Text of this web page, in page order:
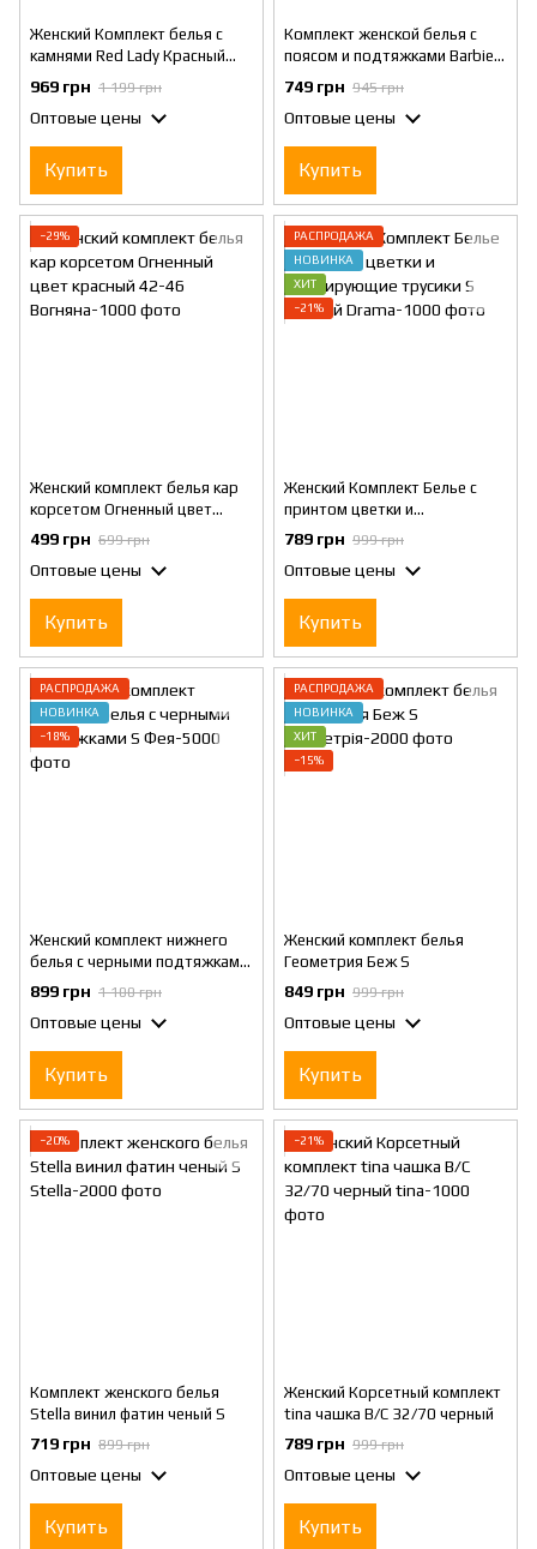
Женский Комплект белья с
камнями Red Lady Красный
XS/S
969 грн 1 199 грн
Оптовые цены
Купить
Комплект женской белья с
поясом и подтяжками Barbie
розовый S
749 грн 945 грн
Оптовые цены
Купить
−29%
Женский комплект белья кар
корсетом Огненный цвет
красный 42-46
499 грн 699 грн
Оптовые цены
Купить
РАСПРОДАЖА
НОВИНКА
ХИТ
−21%
Женский Комплект Белье с
принтом цветки и
регулирующие трусики S
Черный
789 грн 999 грн
Оптовые цены
Купить
РАСПРОДАЖА
НОВИНКА
−18%
Женский комплект нижнего
белья с черными подтяжками
S
899 грн 1 100 грн
Оптовые цены
Купить
РАСПРОДАЖА
НОВИНКА
ХИТ
−15%
Женский комплект белья
Геометрия Беж S
849 грн 999 грн
Оптовые цены
Купить
−20%
Комплект женского белья
Stella винил фатин ченый S
719 грн 899 грн
Оптовые цены
Купить
−21%
Женский Корсетный комплект
tina чашка B/C 32/70 черный
789 грн 999 грн
Оптовые цены
Купить